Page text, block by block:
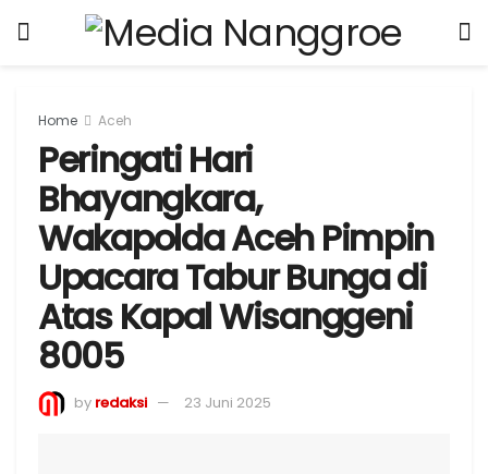
Home Aceh
Peringati Hari
Bhayangkara,
Wakapolda Aceh Pimpin
Upacara Tabur Bunga di
Atas Kapal Wisanggeni
8005
by redaksi 23 Juni 2025